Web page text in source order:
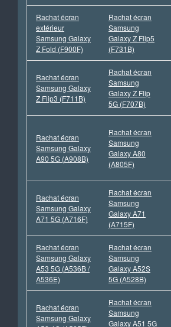
Rachat écran
extérieur
Samsung Galaxy
Z Fold (F900F)
Rachat écran
Samsung
Galaxy Z Flip5
(F731B)
Rachat écran
Samsung Galaxy
Z Flip3 (F711B)
Rachat écran
Samsung
Galaxy Z Flip
5G (F707B)
Rachat écran
Samsung Galaxy
A90 5G (A908B)
Rachat écran
Samsung
Galaxy A80
(A805F)
Rachat écran
Samsung Galaxy
A71 5G (A716F)
Rachat écran
Samsung
Galaxy A71
(A715F)
Rachat écran
Samsung Galaxy
A53 5G (A536B /
A536E)
Rachat écran
Samsung
Galaxy A52S
5G (A528B)
Rachat écran
Samsung Galaxy
Rachat écran
Samsung
Galaxy A51 5G